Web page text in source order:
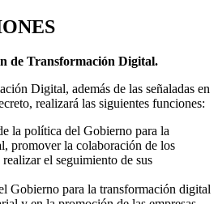
de Transformación Digital.
Digital, además de las señaladas en
realizará las siguientes funciones:
la política del Gobierno para la
promover la colaboración de los
el seguimiento de sus
Gobierno para la transformación digital